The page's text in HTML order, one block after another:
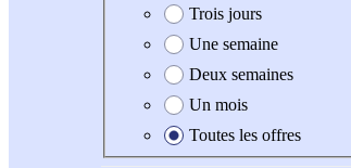
Trois jours
Une semaine
Deux semaines
Un mois
Toutes les offres